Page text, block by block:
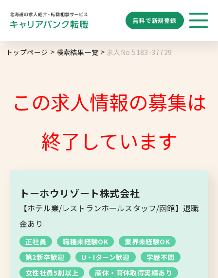
無料で新規登録
求人閲覧履歴 新着求人一覧
新規登録
勤務地 業種 職種
道央エリア
空知エリア
オホーツクエリア
胆振・日高エリア
道北・旭川エリア
稚内・留萌エリア
トップページ 検索結果一覧 求人No.5183-37729
この求人情報の募集は
終了しています
トーホウリゾート株式会社
【ホテル業/レストランホールスタッフ/函館】退職
金あり
正社員 職種未経験OK
業界未経験OK
第2新卒歓迎
U・Iターン歓迎
学歴不問
女性社員5割以上
産休・育休取得実績あり